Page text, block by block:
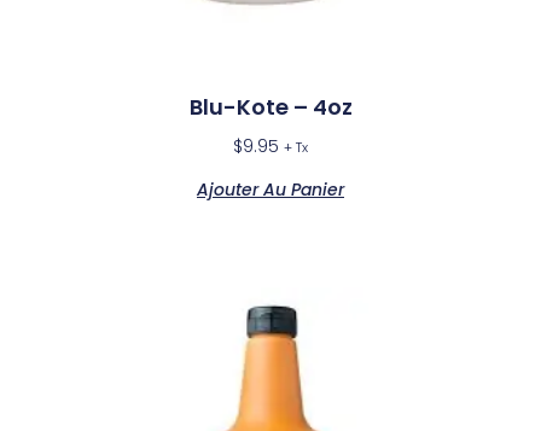
Blu-Kote – 4oz
$9.95 + Tx
Ajouter Au Panier